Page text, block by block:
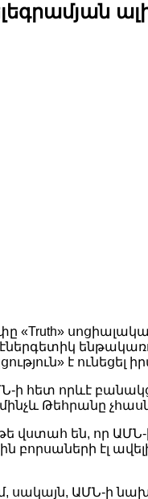
է ունեցել
ի հետ որևէ
Թեհրանը
վստահ են, որ
բորսաների էլ
սակայն, ԱՄՆ-ի